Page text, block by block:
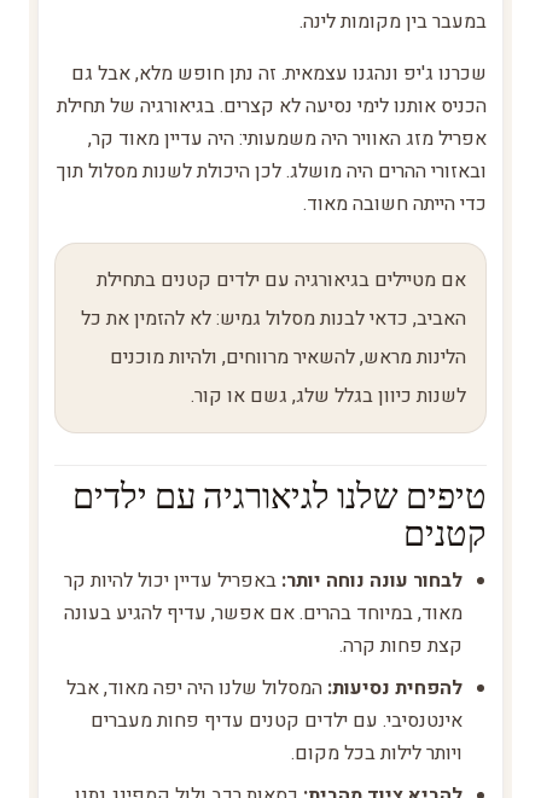
במעבר בין מקומות לינה.
שכרנו ג'יפ ונהגנו עצמאית. זה נתן חופש מלא, אבל גם
הכניס אותנו לימי נסיעה לא קצרים. בגיאורגיה של תחילת
אפריל מזג האוויר היה משמעותי: היה עדיין מאוד קר,
ובאזורי ההרים היה מושלג. לכן היכולת לשנות מסלול תוך
כדי הייתה חשובה מאוד.
אם מטיילים בגיאורגיה עם ילדים קטנים בתחילת
האביב, כדאי לבנות מסלול גמיש: לא להזמין את כל
הלינות מראש, להשאיר מרווחים, ולהיות מוכנים
לשנות כיוון בגלל שלג, גשם או קור.
טיפים שלנו לגיאורגיה עם ילדים
קטנים
לבחור עונה נוחה יותר: באפריל עדיין יכול להיות קר
מאוד, במיוחד בהרים. אם אפשר, עדיף להגיע בעונה
קצת פחות קרה.
להפחית נסיעות: המסלול שלנו היה יפה מאוד, אבל
אינטנסיבי. עם ילדים קטנים עדיף פחות מעברים
ויותר לילות בכל מקום.